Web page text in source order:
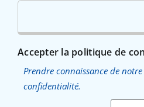
Accepter la politique de
Prendre connaissance de notre politique de
confidentialité.